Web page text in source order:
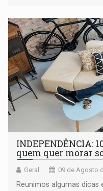
INDEPENDÊNCIA:
quem quer morar
Geral 09 de Agosto
Reunimos algumas